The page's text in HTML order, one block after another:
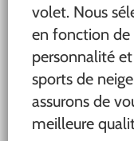
volet. Nous
en fonction de
personnalité
sports de
assurons de
meilleure